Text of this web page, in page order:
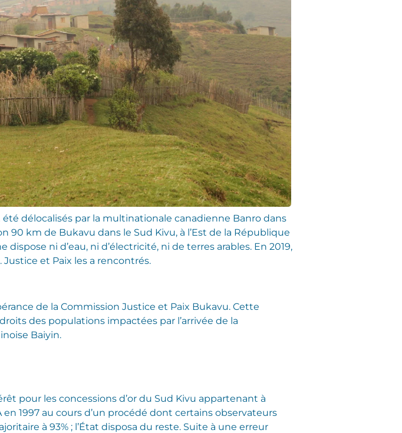
été délocalisés par la multinationale canadienne Banro dans
90 km de Bukavu dans le Sud Kivu, à l’Est de la République
ni d’eau, ni d’électricité, ni de terres arables. En 2019,
et Paix les a rencontrés.
de la Commission Justice et Paix Bukavu. Cette
des populations impactées par l’arrivée de la
Baiyin.
pour les concessions d’or du Sud Kivu appartenant à
en 1997 au cours d’un procédé dont certains observateurs
à 93% ; l’État disposa du reste. Suite à une erreur